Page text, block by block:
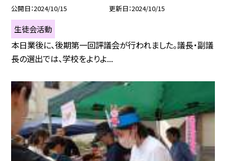
公開日 2024/10/15 更新日 2024/10/15
生徒会活動
本日業後に、後期第一回評議会が行われました。議長・副議
長の選出では、学校をよりよ...